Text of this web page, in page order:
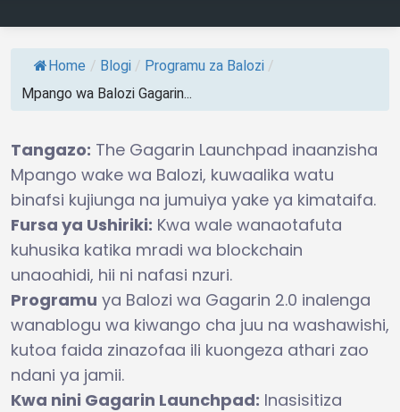
Home / Blogi / Programu za Balozi /
Mpango wa Balozi Gagarin...
Tangazo: The Gagarin Launchpad inaanzisha
Mpango wake wa Balozi, kuwaalika watu
binafsi kujiunga na jumuiya yake ya kimataifa.
Fursa ya Ushiriki: Kwa wale wanaotafuta
kuhusika katika mradi wa blockchain
unaoahidi, hii ni nafasi nzuri.
Programu ya Balozi wa Gagarin 2.0 inalenga
wanablogu wa kiwango cha juu na washawishi,
kutoa faida zinazofaa ili kuongeza athari zao
ndani ya jamii.
Kwa nini Gagarin Launchpad: Inasisitiza